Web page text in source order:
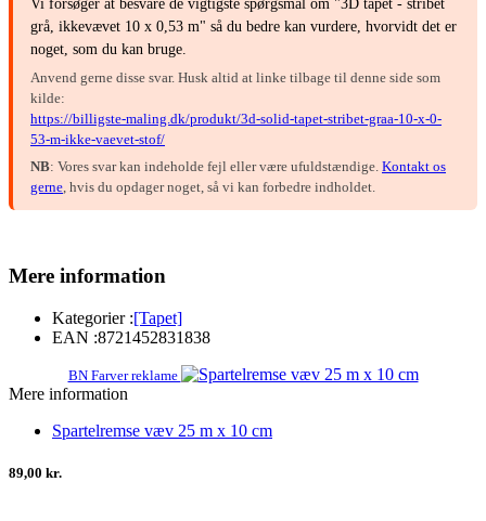
Vi forsøger at besvare de vigtigste spørgsmål om "3D tapet - stribet
grå, ikkevævet 10 x 0,53 m" så du bedre kan vurdere, hvorvidt det er
noget, som du kan bruge.
Anvend gerne disse svar. Husk altid at linke tilbage til denne side som
kilde:
https://billigste-maling.dk/produkt/3d-solid-tapet-stribet-graa-10-x-0-
53-m-ikke-vaevet-stof/
NB: Vores svar kan indeholde fejl eller være ufuldstændige. Kontakt os
gerne, hvis du opdager noget, så vi kan forbedre indholdet.
Mere information
Kategorier :[Tapet]
EAN :8721452831838
BN Farver reklame
Mere information
Spartelremse væv 25 m x 10 cm
89,00 kr.